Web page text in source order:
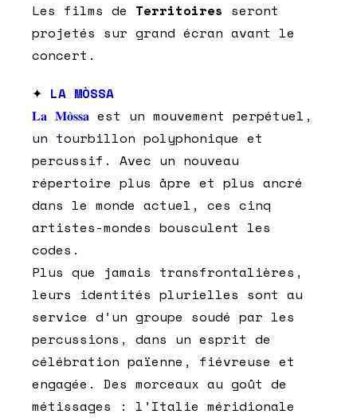
Les films de Territoires seront
projetés sur grand écran avant le
concert.
✦ LA MÒSSA
𝐋𝐚 𝐌𝐨̀𝐬𝐬𝐚 est un mouvement perpétuel,
un tourbillon polyphonique et
percussif. Avec un nouveau
répertoire plus âpre et plus ancré
dans le monde actuel, ces cinq
artistes-mondes bousculent les
codes.
Plus que jamais transfrontalières,
leurs identités plurielles sont au
service d’un groupe soudé par les
percussions, dans un esprit de
célébration païenne, fiévreuse et
engagée. Des morceaux au goût de
métissages : l’Italie méridionale